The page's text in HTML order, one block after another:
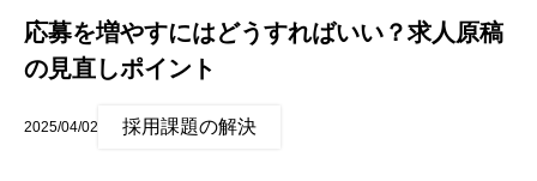
応募を増やすにはどうすればいい？求人原稿
の見直しポイント
2025/04/02 採用課題の解決